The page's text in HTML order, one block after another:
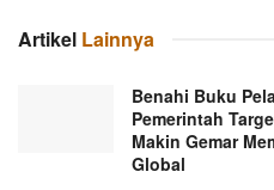
Artikel Lainnya
Benahi Buku
Pemerintah
Makin Gemar
Global